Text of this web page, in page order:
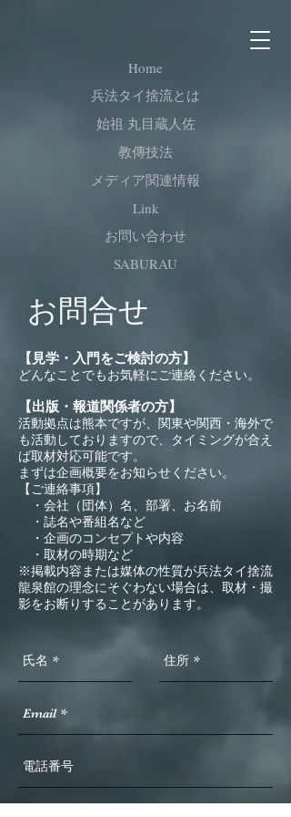
Home
兵法タイ捨流とは
始祖 丸目蔵人佐
教傳技法
メディア関連情報
Link
お問い合わせ
SABURAU
お問合せ
【見学・入門をご検討の方】
どんなことでもお気軽にご連絡ください。
【出版・報道関係者の方】
活動拠点は熊本ですが、関東や関西・海外で
も活動しておりますので、タイミングが合え
ば取材対応可能です。
まずは企画概要をお知らせください。
【ご連絡事項】
・会社（団体）名、部署、お名前
・誌名や番組名など
・企画のコンセプトや内容
・取材の時期など
※掲載内容または媒体の性質が兵法タイ捨流
龍泉館の理念にそぐわない場合は、取材・撮
影をお断りすることがあります。